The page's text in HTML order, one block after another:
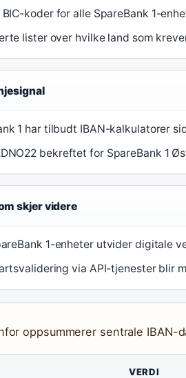
BIC-koder for alle SpareBank 1-
lister over hvilke land som
1 har tilbudt IBAN-kalkulatorer
bekreftet for SpareBank 1
skjer videre
1-enheter utvider digitale
via API-tjenester blir
oppsummerer sentrale IBAN-
VERDI